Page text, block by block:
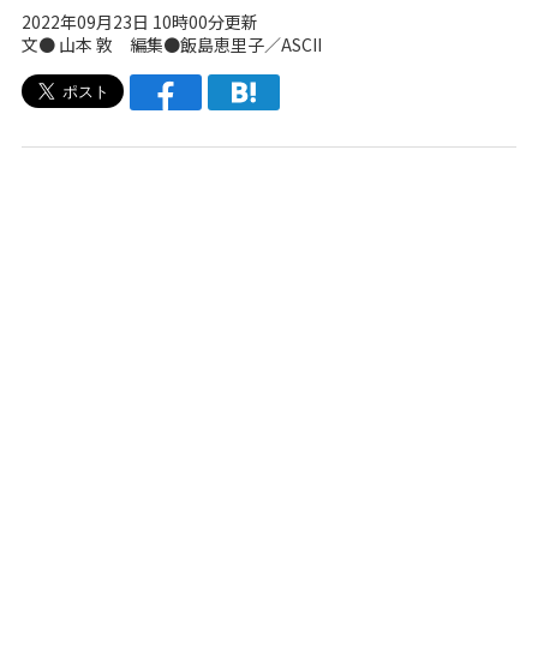
2022年09月23日 10時00分更新
文● 山本 敦 編集●飯島恵里子／ASCII